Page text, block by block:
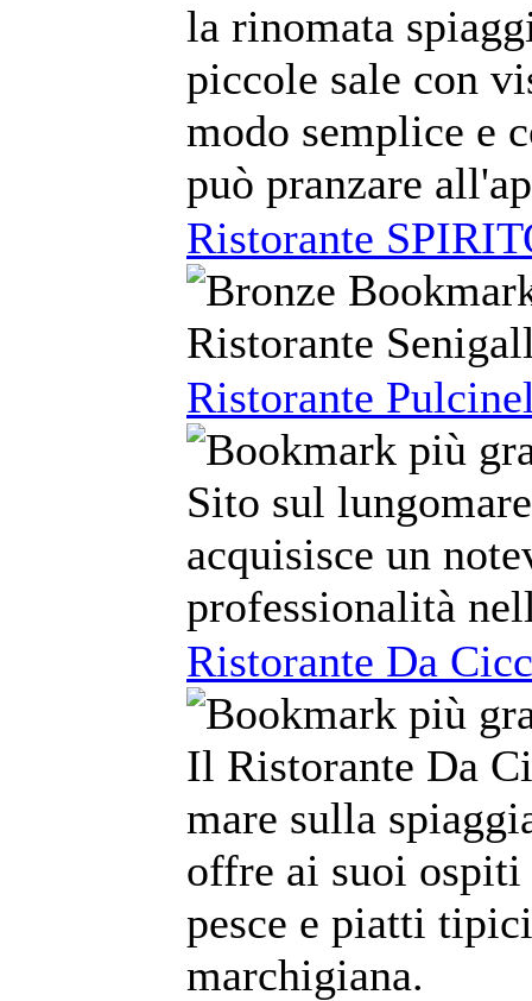
la rinomata
piccole sale con
modo semplice e
può pranzare
Ristorante
Ristorante
Ristorante
Sito sul
acquisisce un
professionalità
Ristorante Da
Il Ristorante Da
mare sulla
offre ai suoi
pesce e piatti
marchigiana.